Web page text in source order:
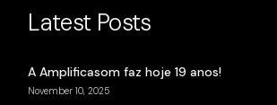
Latest Posts
A Amplificasom faz hoje 19 anos!
November 10, 2025